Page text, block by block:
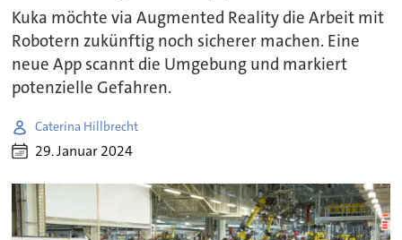
Kuka möchte via Augmented Reality die Arbeit mit
Robotern zukünftig noch sicherer machen. Eine
neue App scannt die Umgebung und markiert
potenzielle Gefahren.
Caterina Hillbrecht
29. Januar 2024